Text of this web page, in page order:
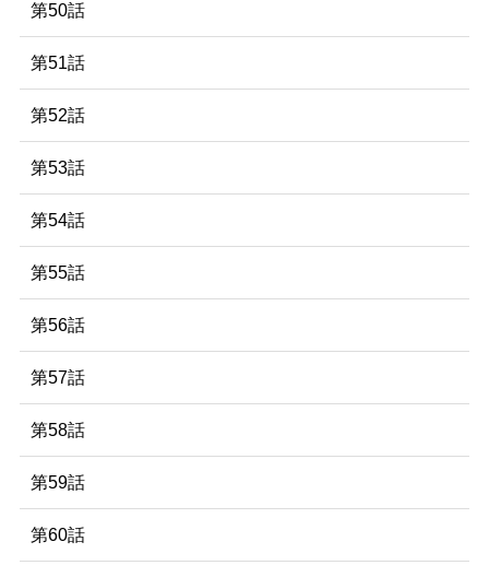
第50話
第51話
第52話
第53話
第54話
第55話
第56話
第57話
第58話
第59話
第60話